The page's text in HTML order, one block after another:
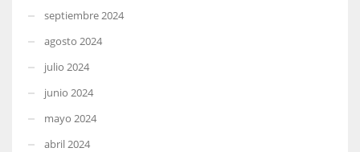
septiembre 2024
agosto 2024
julio 2024
junio 2024
mayo 2024
abril 2024